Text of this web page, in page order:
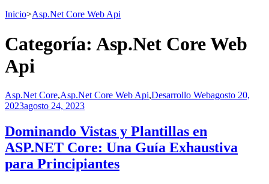
Inicio>Asp.Net Core Web Api
Categoría: Asp.Net Core Web
Api
Asp.Net Core,Asp.Net Core Web Api,Desarrollo Webagosto 20,
2023agosto 24, 2023
Dominando Vistas y Plantillas en
ASP.NET Core: Una Guía Exhaustiva
para Principiantes